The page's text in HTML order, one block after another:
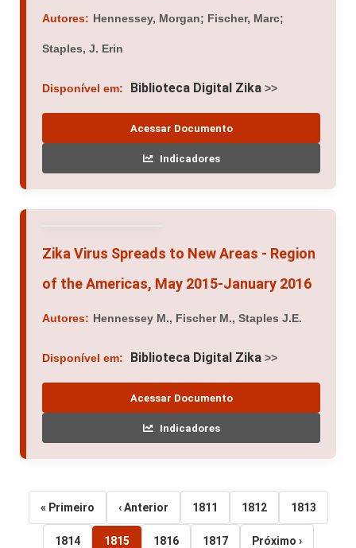
Autores: Hennessey, Morgan; Fischer, Marc;
Staples, J. Erin
Disponível em: Biblioteca Digital Zika >>
Acessar Documento
Indicadores
Zika Virus Spreads to New Areas - Region
of the Americas, May 2015-January 2016
Autores: Hennessey M., Fischer M., Staples J.E.
Disponível em: Biblioteca Digital Zika >>
Acessar Documento
Indicadores
« Primeiro ‹ Anterior 1811 1812 1813
1814 1815 1816 1817 Próximo ›